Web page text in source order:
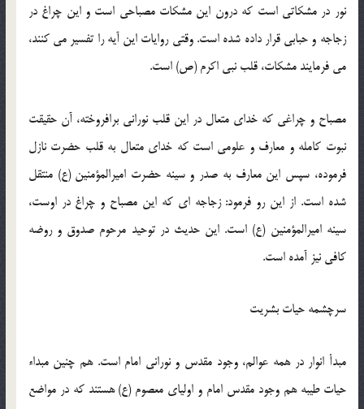
نور در مشكاتی است که درون این مشكات مصباحی است و این چراغ در
زجاجه و حبابی قرار داده شده است. وقتی روایات این آیه را تفسیر می كنند،
می فرمایند مشكات، قلب نبی اكرم (ص) است.
مصباح و چراغی كه خدای متعال در این قلب نورانی برافروخته، آن حقیقت
نبوت كامله و معارف و علومی است كه خدای متعال به قلب حضرت نازل
فرموده، سپس این معارف به صدر و سینه حضرت امیرالمؤمنین (ع) منتقل
شده است. از این رو فرمود: زجاجه ای كه این مصباح و چراغ در اوست،
سینه امیرالمؤمنین (ع) است. این حدیث در توحید مرحوم صدوق و روضه
كافی نیز آمده است.
سرچشمه حیات بشریت
مبدأ انوار در همه عوالم، وجود مقدس و نورانی امام است. هم چنین مبداء
حیات طیبه هم وجود مقدس امام و اولیای معصوم (ع) هستند كه در مواضع